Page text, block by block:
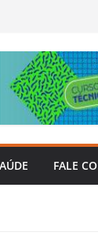
FALE